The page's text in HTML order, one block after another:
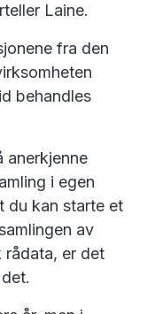
Laine.
fra den
behandles
anerkjenne
i egen
du kan starte et
av
rådata, er det